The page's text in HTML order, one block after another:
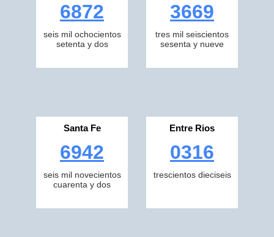
6872
seis mil ochocientos
setenta y dos
3669
tres mil seiscientos
sesenta y nueve
Santa Fe
6942
seis mil novecientos
cuarenta y dos
Entre Rios
0316
trescientos dieciseis